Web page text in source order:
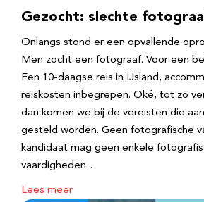
Gezocht: slechte
Onlangs stond er een opvallende
Men zocht een fotograaf. Voor een
Een 10-daagse reis in IJsland,
reiskosten inbegrepen. Oké, tot zo
dan komen we bij de vereisten die
gesteld worden. Geen fotografische
kandidaat mag geen enkele
vaardigheden…
Lees meer